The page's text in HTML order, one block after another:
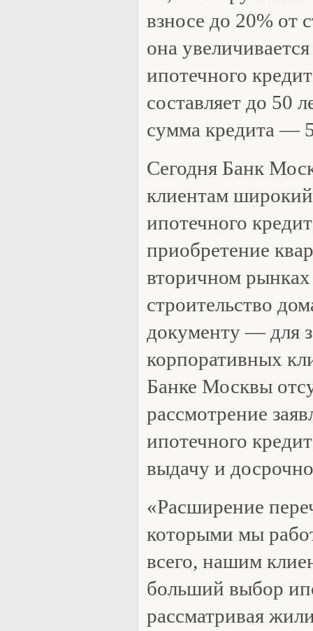
взносе до 20% от
она
ипотечного
составляет до 50
сумма кредита —
Сегодня Банк
клиентам
ипотечного
приобретение
вторичном
строительство
документу — для
корпоративных
Банке Москвы
рассмотрение
ипотечного
выдачу и
«Расширение
которыми мы
всего, нашим
больший выбор
рассматривая